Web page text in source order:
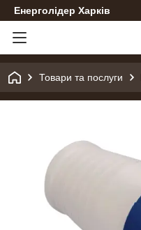
Енерголідер Харків
Товари та послуги